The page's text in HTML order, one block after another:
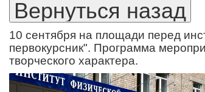
10 сентября на площади перед
первокурсник". Программа
творческого характера.